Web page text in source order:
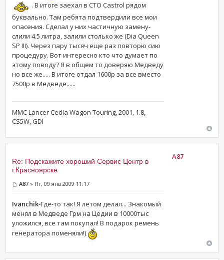
. В итоге заехал в СТО Castrol рядом
буквально. Там ребята подтвердили все мои
опасения. Сделал у них частичную замену-
слили 4.5 литра, залили столько же (Dia Queen
SP III). Через пару тысяч еще раз повторю сию
процедуру. Вот интересно кто что думает по
этому поводу? Я в общем то доверяю Медведу
но все же..... В итоге отдал 1600р за все вместо
7500р в Медведе......
MMC Lancer Cedia Wagon Touring, 2001, 1.8,
CS5W, GDI
Re: Подскажите хороший Сервис Центр в
г.Красноярске
A87 » Пт, 09 янв 2009 11:17
Ivanchik-Где-то так! Я летом делал... Знакомый
менял в Медведе Грм на Цедии в 10000тыс
уложился, все там покупал! В подарок ремень
генератора поменяли!)
A87